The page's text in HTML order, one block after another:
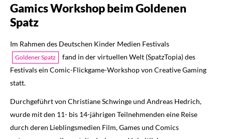
Gamics Workshop beim Goldenen
Spatz
Im Rahmen des Deutschen Kinder Medien Festivals
Goldener Spatz
fand in der virtuellen Welt (SpatzTopia) des
Festivals ein Comic-Flickgame-Workshop von Creative Gaming
statt.
Durchgeführt von Christiane Schwinge und Andreas Hedrich,
wurde mit den 11- bis 14-jährigen Teilnehmenden eine Reise
durch deren Lieblingsmedien Film, Games und Comics